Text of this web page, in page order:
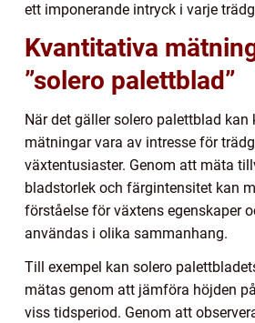
ett imponerande intryck i varje
Kvantitativa
”solero palettblad”
När det gäller solero palettblad kan
mätningar vara av intresse för
växtentusiaster. Genom att mäta
bladstorlek och färgintensitet kan
förståelse för växtens egenskaper
användas i olika sammanhang.
Till exempel kan solero
mätas genom att jämföra höjden
viss tidsperiod. Genom att